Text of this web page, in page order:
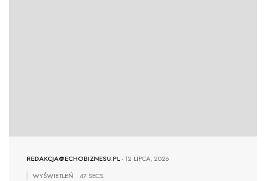
REDAKCJA@ECHOBIZNESU.PL-12 LIPCA, 2026
WYŚWIETLEŃ
47 SECS